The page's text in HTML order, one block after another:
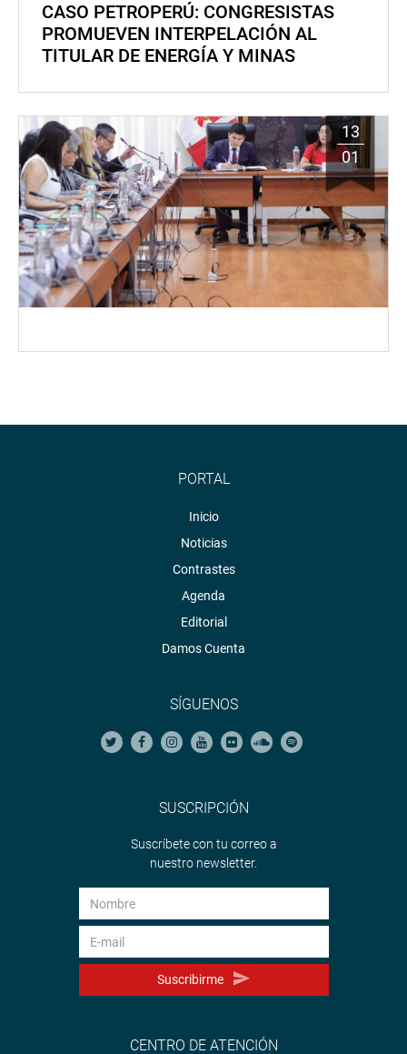
CASO PETROPERÚ: CONGRESISTAS
PROMUEVEN INTERPELACIÓN AL
TITULAR DE ENERGÍA Y MINAS
13
01
PORTAL
Inicio
Noticias
Contrastes
Agenda
Editorial
Damos Cuenta
SÍGUENOS
SUSCRIPCIÓN
Suscríbete con tu correo a
nuestro newsletter.
Suscribirme
CENTRO DE ATENCIÓN